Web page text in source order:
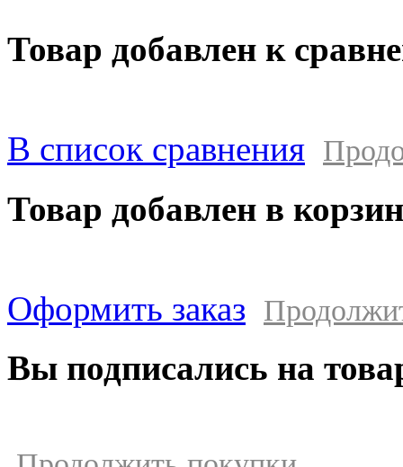
Товар добавлен к
В список сравнения
Товар добавлен в
Оформить заказ
Вы подписались на